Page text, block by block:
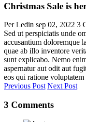
Christmas Sale is
Per Ledin sep 02, 2022 3
Sed ut perspiciatis unde
accusantium doloremque
quae ab illo inventore
sunt explicabo. Nemo
aspernatur aut odit aut
eos qui ratione voluptatem
Previous Post Next Post
3 Comments